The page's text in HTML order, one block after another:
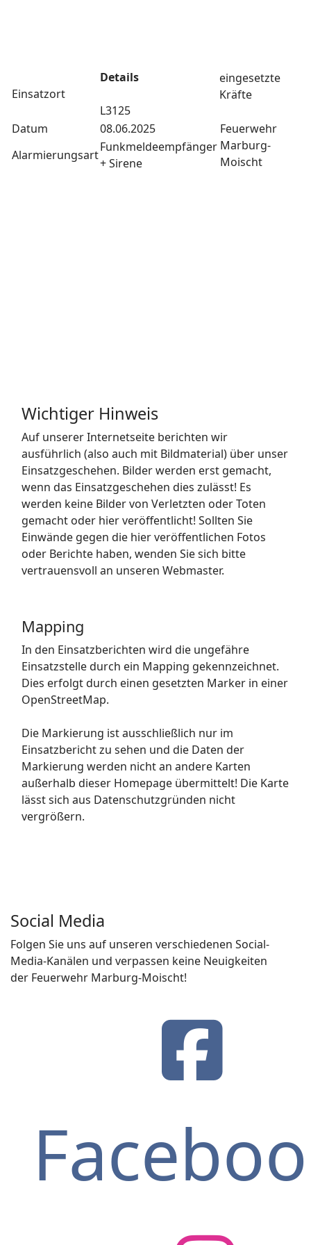
Einsatzort
Details
L3125
Datum
08.06.2025
Alarmierungsart
Funkmeldeempfänger
+ Sirene
eingesetzte
Kräfte
Feuerwehr
Marburg-
Moischt
Wichtiger Hinweis
Auf unserer Internetseite berichten wir
ausführlich (also auch mit Bildmaterial) über unser
Einsatzgeschehen. Bilder werden erst gemacht,
wenn das Einsatzgeschehen dies zulässt! Es
werden keine Bilder von Verletzten oder Toten
gemacht oder hier veröffentlicht! Sollten Sie
Einwände gegen die hier veröffentlichen Fotos
oder Berichte haben, wenden Sie sich bitte
vertrauensvoll an unseren Webmaster.
Mapping
In den Einsatzberichten wird die ungefähre
Einsatzstelle durch ein Mapping gekennzeichnet.
Dies erfolgt durch einen gesetzten Marker in einer
OpenStreetMap.
Die Markierung ist ausschließlich nur im
Einsatzbericht zu sehen und die Daten der
Markierung werden nicht an andere Karten
außerhalb dieser Homepage übermittelt! Die Karte
lässt sich aus Datenschutzgründen nicht
vergrößern.
Social Media
Folgen Sie uns auf unseren verschiedenen Social-
Media-Kanälen und verpassen keine Neuigkeiten
der Feuerwehr Marburg-Moischt!